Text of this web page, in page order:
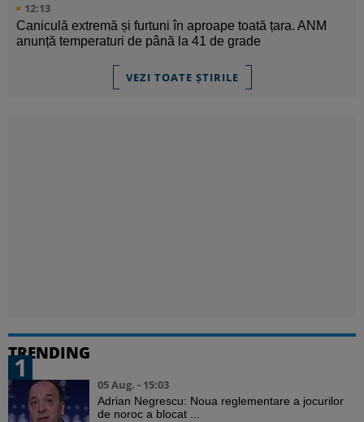
12:13
Caniculă extremă și furtuni în aproape toată țara. ANM
anunță temperaturi de până la 41 de grade
VEZI TOATE ȘTIRILE
TRENDING
1
05 Aug. - 15:03
Adrian Negrescu: Noua reglementare a jocurilor
de noroc a blocat ...